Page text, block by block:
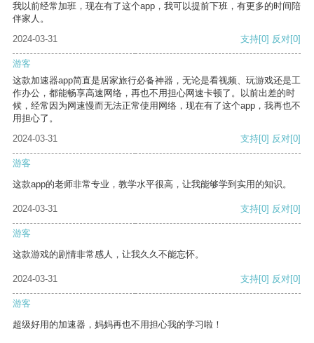
我以前经常加班，现在有了这个app，我可以提前下班，有更多的时间陪
伴家人。
2024-03-31
支持[0] 反对[0]
游客
这款加速器app简直是居家旅行必备神器，无论是看视频、玩游戏还是工
作办公，都能畅享高速网络，再也不用担心网速卡顿了。以前出差的时
候，经常因为网速慢而无法正常使用网络，现在有了这个app，我再也不
用担心了。
2024-03-31
支持[0] 反对[0]
游客
这款app的老师非常专业，教学水平很高，让我能够学到实用的知识。
2024-03-31 支持[0] 反对[0]
游客
这款游戏的剧情非常感人，让我久久不能忘怀。
2024-03-31 支持[0] 反对[0]
游客
超级好用的加速器，妈妈再也不用担心我的学习啦！